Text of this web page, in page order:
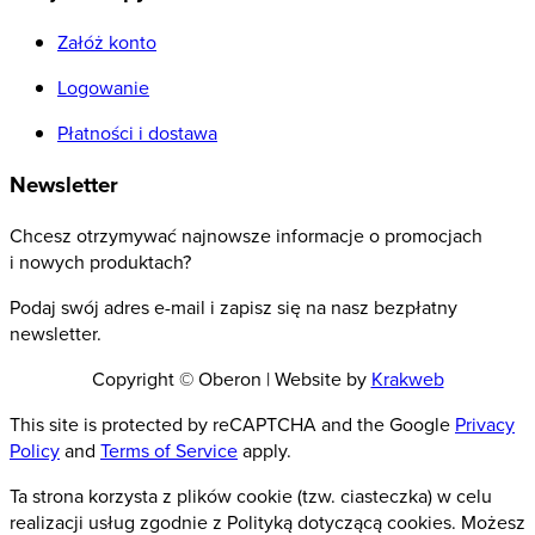
Załóż konto
Logowanie
Płatności i dostawa
Newsletter
Chcesz otrzymywać najnowsze informacje o promocjach
i nowych produktach?
Podaj swój adres e-mail i zapisz się na nasz bezpłatny
newsletter.
Copyright © Oberon | Website by Krakweb
This site is protected by reCAPTCHA and the Google Privacy
Policyand Terms of Serviceapply.
Ta strona korzysta z plików cookie (tzw. ciasteczka) w celu
realizacji usług zgodnie z Polityką dotyczącą cookies. Możesz